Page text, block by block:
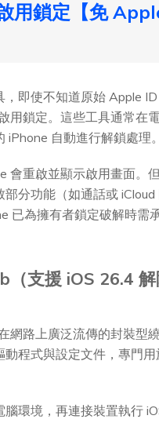
用鎖定【免
，即使不知道原始 Apple
用鎖定。這些工具通常在
iPhone 自動進行解鎖處理。
會重啟並顯示啟用畫面。
分功能（如通話或 iCloud
已為擁有者鎖定破解時需
（支援 iOS 26.4 解
網路上廣泛流傳的封裝型繞
動程式與設定文件，專門
環境，再連接裝置執行